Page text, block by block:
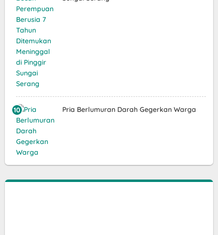
Pria Berlumuran Darah Gegerkan Warga